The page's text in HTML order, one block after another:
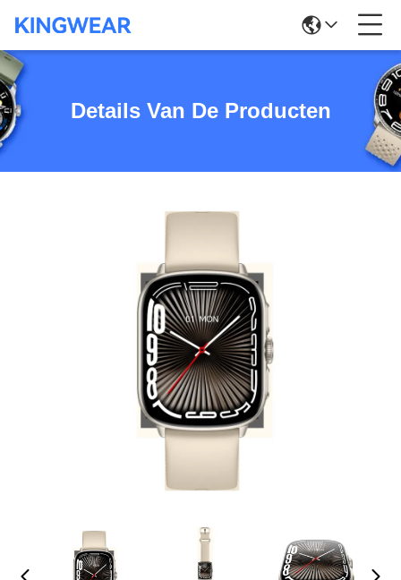
Details Van De Producten